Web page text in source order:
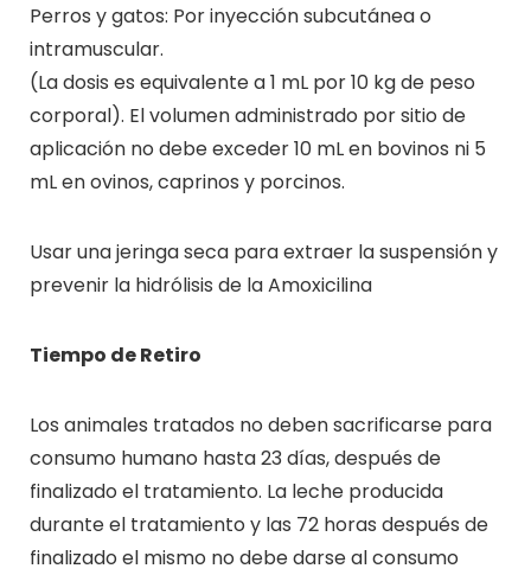
Perros y gatos: Por inyección subcutánea o
intramuscular.
(La dosis es equivalente a 1 mL por 10 kg de peso
corporal). El volumen administrado por sitio de
aplicación no debe exceder 10 mL en bovinos ni 5
mL en ovinos, caprinos y porcinos.
Usar una jeringa seca para extraer la suspensión y
prevenir la hidrólisis de la Amoxicilina
Tiempo de Retiro
Los animales tratados no deben sacrificarse para
consumo humano hasta 23 días, después de
finalizado el tratamiento. La leche producida
durante el tratamiento y las 72 horas después de
finalizado el mismo no debe darse al consumo